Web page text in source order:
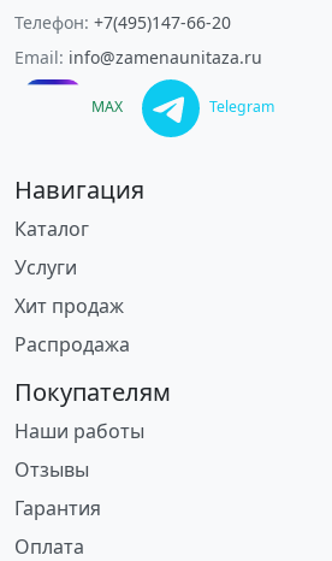
Телефон: +7(495)147-66-20
Email: info@zamenaunitaza.ru
MAX Telegram
Навигация
Каталог
Услуги
Хит продаж
Распродажа
Покупателям
Наши работы
Отзывы
Гарантия
Оплата